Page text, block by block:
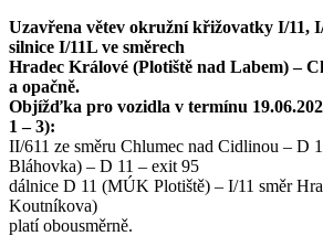
Uzavřena větev okružní křižovatky I/11,
silnice I/11L ve směrech
Hradec Králové (Plotiště nad Labem) –
a opačně.
Objížďka pro vozidla v termínu
1 – 3):
II/611 ze směru Chlumec nad Cidlinou – D
Bláhovka) – D 11 – exit 95
dálnice D 11 (MÚK Plotiště) – I/11 směr
Koutníkova)
platí obousměrně.